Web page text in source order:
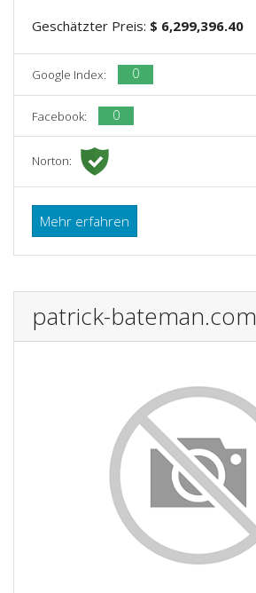
Geschätzter Preis: $ 6,299,396.40
Google Index: 0
Facebook: 0
Norton:
Mehr erfahren
patrick-bateman.com